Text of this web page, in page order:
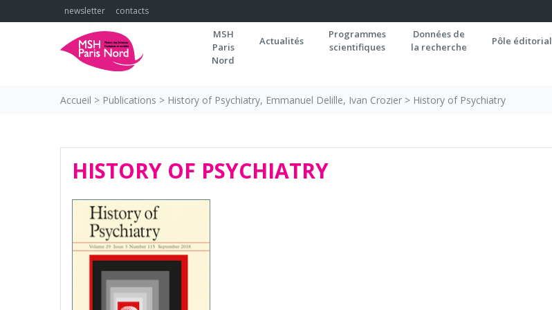
to
newsletter contacts
MSH
Paris
Nord
Actualités
Programmes
scientifiques
Données de
la recherche
Pôle éditorial
Accueil > Publications > History of Psychiatry, Emmanuel Delille, Ivan Crozier > History of Psychiatry
HISTORY OF PSYCHIATRY